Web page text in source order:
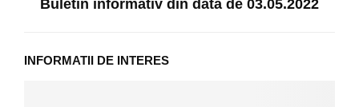
Buletin informativ din data de 03.05.2022
INFORMATII DE INTERES